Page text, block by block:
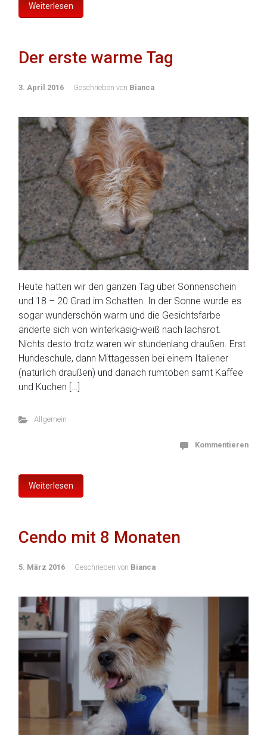
Weiterlesen
Der erste warme Tag
3. April 2016 Geschrieben von Bianca
Heute hatten wir den ganzen Tag über Sonnenschein
und 18 – 20 Grad im Schatten. In der Sonne wurde es
sogar wunderschön warm und die Gesichtsfarbe
änderte sich von winterkäsig-weiß nach lachsrot.
Nichts desto trotz waren wir stundenlang draußen. Erst
Hundeschule, dann Mittagessen bei einem Italiener
(natürlich draußen) und danach rumtoben samt Kaffee
und Kuchen […]
Allgemein
Kommentieren
Weiterlesen
Cendo mit 8 Monaten
5. März 2016 Geschrieben von Bianca